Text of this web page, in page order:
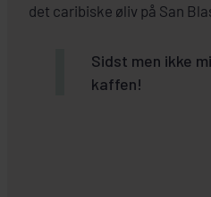
det caribiske øliv på San
Sidst men ikke
kaffen!